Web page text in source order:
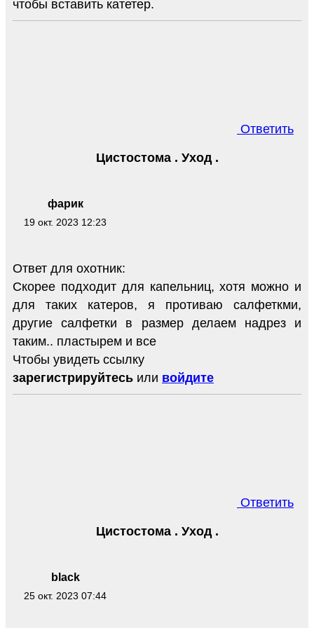
чтобы вставить катетер.
Ответить
фарик
19 окт. 2023 12:23
Цистостома . Уход .
Ответ для охотник:
Скорее подходит для капельниц, хотя можно и
для таких катеров, я противаю салфеткми,
другие салфетки в размер делаем надрез и
таким.. пластырем и все
Чтобы увидеть ссылку
зарегистрируйтесь или войдите
Ответить
black
25 окт. 2023 07:44
Цистостома . Уход .